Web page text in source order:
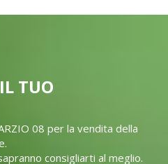
TUO
08 per la vendita della
consigliarti al meglio.